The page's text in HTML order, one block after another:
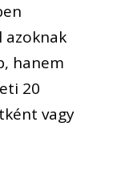
hanem
20
vagy